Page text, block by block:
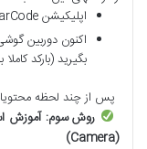
اپلیکیشن QR BarCode را اجرا کنید.
اکنون دوربین
بگیرید (بارکد
پس از چند لحظه
روش سوم: آموزش
(Camera)